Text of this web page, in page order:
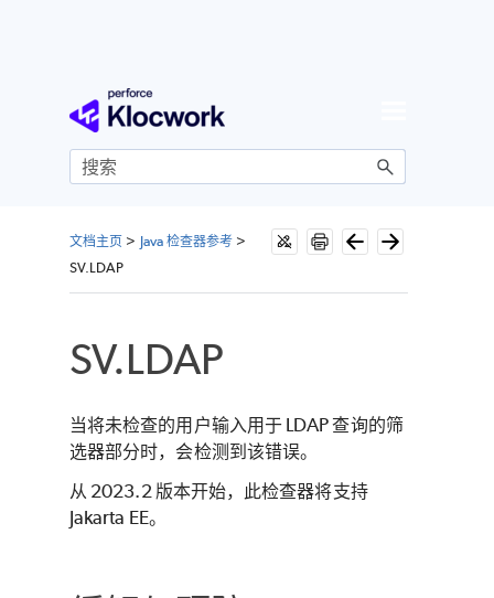
跳到主内容
文档主页 > Java 检查器参考 >
SV.LDAP
SV.LDAP
当将未检查的用户输入用于 LDAP 查询的筛
选器部分时，会检测到该错误。
从 2023.2 版本开始，此检查器将支持
Jakarta EE。